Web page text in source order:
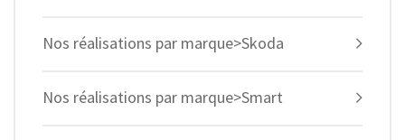
Nos réalisations par marque>Skoda
Nos réalisations par marque>Smart